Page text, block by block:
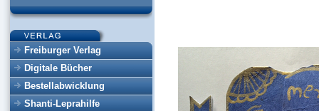
Freiburger Verlag
Digitale Bücher
Bestellabwicklung
Shanti-Leprahilfe